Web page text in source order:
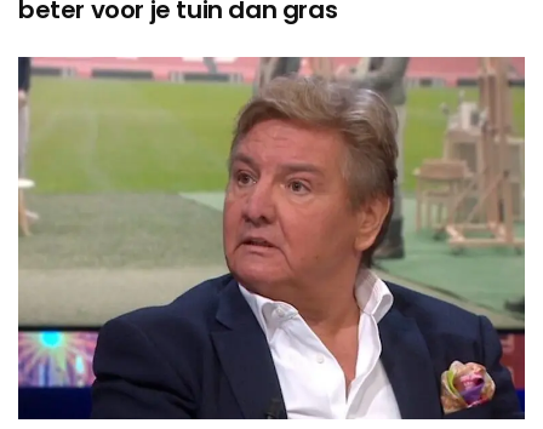
beter voor je tuin dan gras